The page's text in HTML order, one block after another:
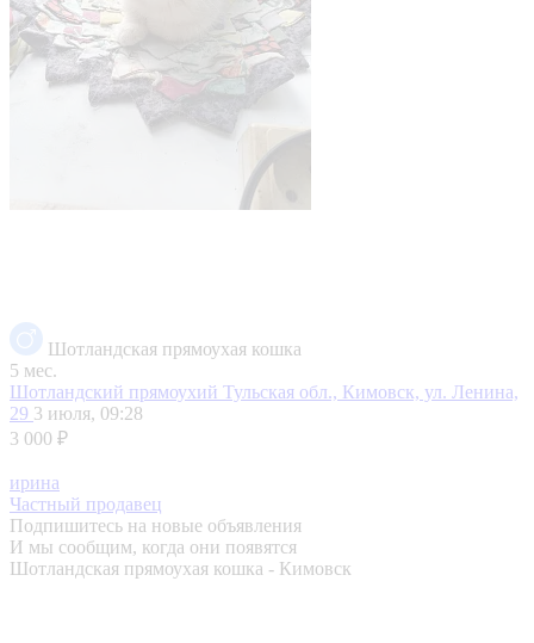
Шотландская прямоухая кошка
5 мес.
Шотландский прямоухий Тульская обл., Кимовск, ул. Ленина,
29 3 июля, 09:28
3 000 ₽
ирина
Частный продавец
Подпишитесь на новые объявления
И мы сообщим, когда они появятся
Шотландская прямоухая кошка - Кимовск